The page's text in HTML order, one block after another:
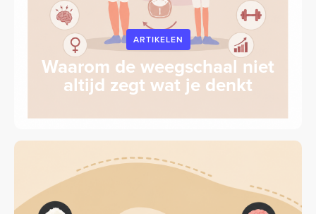
ARTIKELEN
Waarom de weegschaal niet
altijd zegt wat je denkt